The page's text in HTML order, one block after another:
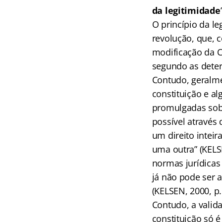
da legitimidade
O princípio da
revolução, que,
modificação da
segundo as
Contudo,
constituição e
promulgadas
possível
um direito
uma outra”
normas
já não pode ser
(KELSEN, 2000,
Contudo, a
constituição só